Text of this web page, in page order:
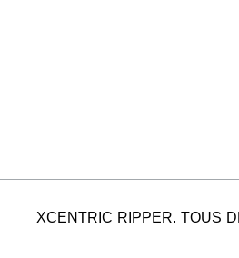
XCENTRIC RIPPER. TOUS